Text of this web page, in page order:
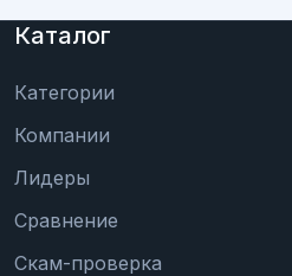
Каталог
Категории
Компании
Лидеры
Сравнение
Скам-проверка